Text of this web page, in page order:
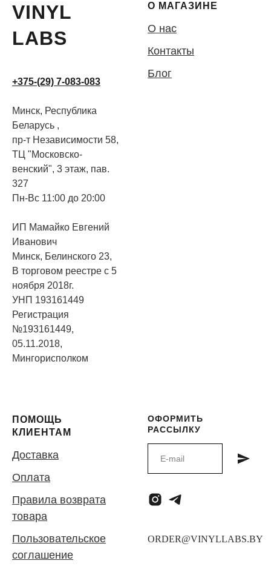
VINYL
LABS
+375-(29) 7-083-083
Минск, Республика
Беларусь ,
пр-т Независимости 58,
ТЦ "Московско-
венский", 3 этаж, пав.
327
Пн-Вс 11:00 до 20:00
ИП Мамайко Евгений
Иванович
Минск, Белинского 23,
В торговом реестре с 5
ноября 2018г.
УНП 193161449
Регистрация
№193161449,
05.11.2018,
Мингорисполком
О МАГАЗИНЕ
О нас
Контакты
Блог
ПОМОЩЬ
КЛИЕНТАМ
Доставка
Оплата
Правила возврата
товара
Пользовательское
соглашение
ОФОРМИТЬ
РАССЫЛКУ